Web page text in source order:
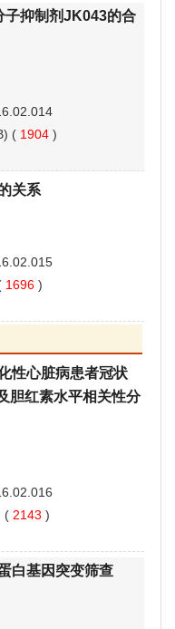
子抑制剂JK043的合
( 1904 )
关系
1696 )
性心脏病患者冠状
胆红素水平相关性分
( 2143 )
白基因突变筛查